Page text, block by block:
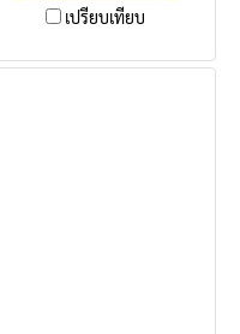
เปรียบเทียบ